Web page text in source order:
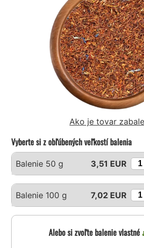
Ako je tovar
Vyberte si z obľúbených veľkostí balenia
Balenie 50 g 3,51 EUR
Balenie 100 g 7,02 EUR
Alebo si zvoľte balenie vlastné